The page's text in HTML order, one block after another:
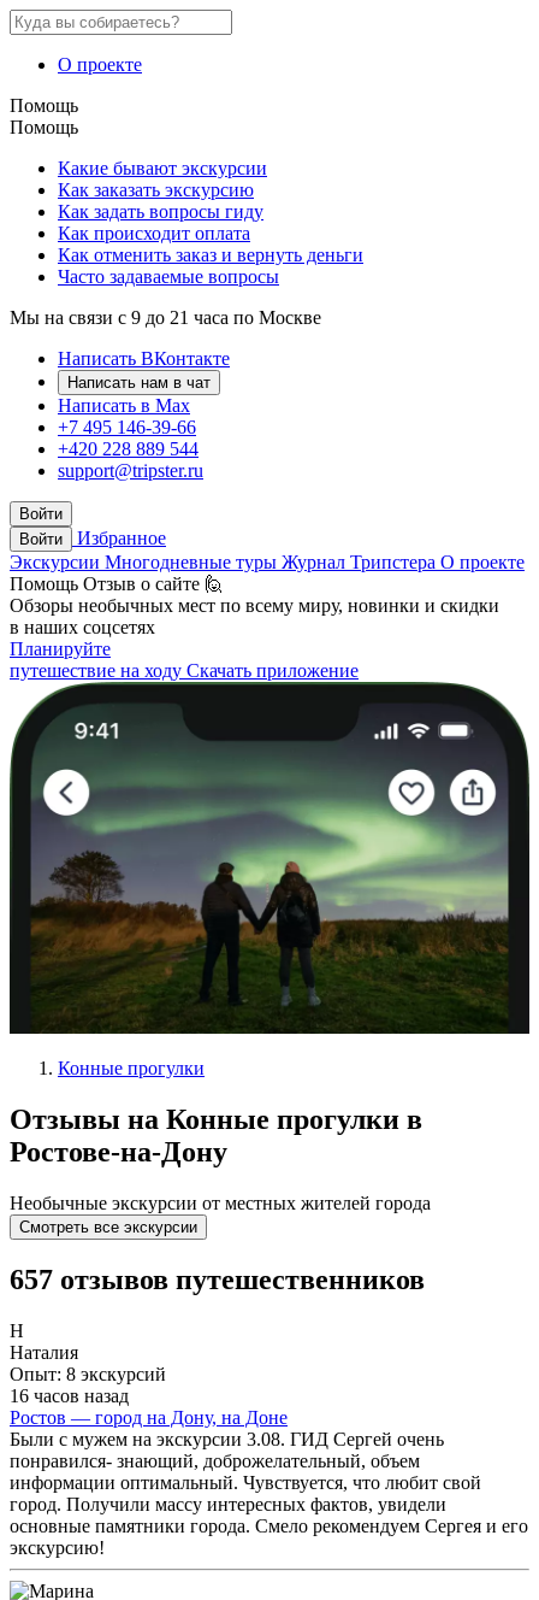
О проекте
Помощь
Помощь
Какие бывают экскурсии
Как заказать экскурсию
Как задать вопросы гиду
Как происходит оплата
Как отменить заказ и вернуть деньги
Часто задаваемые вопросы
Мы на связи с 9 до 21 часа по Москве
Написать ВКонтакте
Написать нам в чат
Написать в Max
+7 495 146-39-66
+420 228 889 544
support@tripster.ru
Войти
Войти
Избранное
Экскурсии Многодневные туры Журнал Трипстера О проекте
Помощь Отзыв о сайте 🙋
Обзоры необычных мест по всему миру, новинки и скидки
в наших соцсетях
Планируйте
путешествие на ходу Скачать приложение
Конные прогулки
Отзывы на Конные прогулки в
Ростове-на-Дону
Необычные экскурсии от местных жителей города
Смотреть все экскурсии
657 отзывов путешественников
Н
Наталия
Опыт: 8 экскурсий
16 часов назад
Ростов — город на Дону, на Доне
Были с мужем на экскурсии 3.08. ГИД Сергей очень
понравился- знающий, доброжелательный, объем
информации оптимальный. Чувствуется, что любит свой
город. Получили массу интересных фактов, увидели
основные памятники города. Смело рекомендуем Сергея и его
экскурсию!